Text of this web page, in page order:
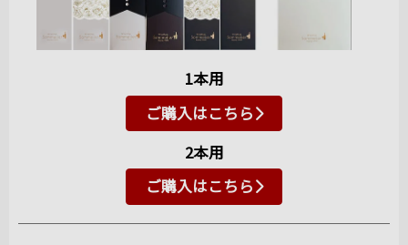
1本用
ご購入はこちら
2本用
ご購入はこちら